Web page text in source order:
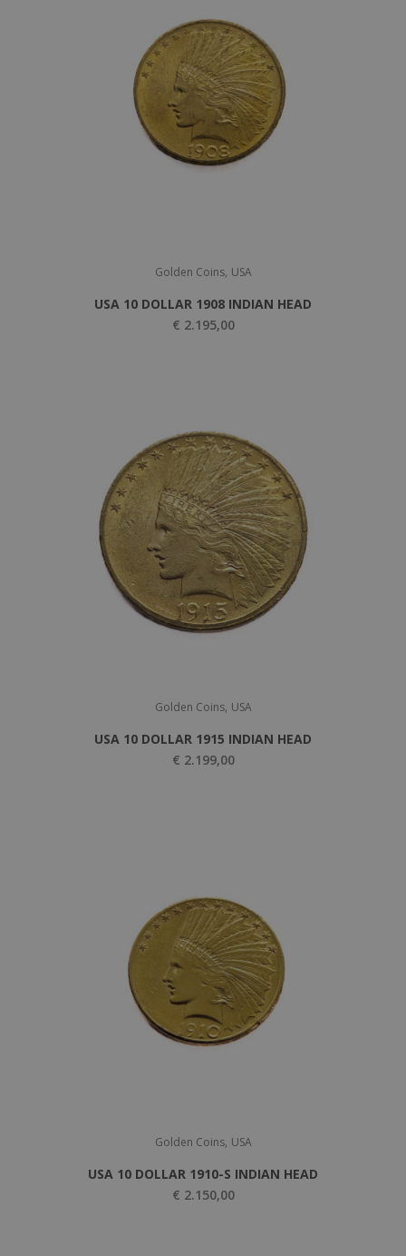
Golden Coins, USA
USA 10 DOLLAR 1908 INDIAN HEAD
€ 2.195,00
Golden Coins, USA
USA 10 DOLLAR 1915 INDIAN HEAD
€ 2.199,00
Golden Coins, USA
USA 10 DOLLAR 1910-S INDIAN HEAD
€ 2.150,00